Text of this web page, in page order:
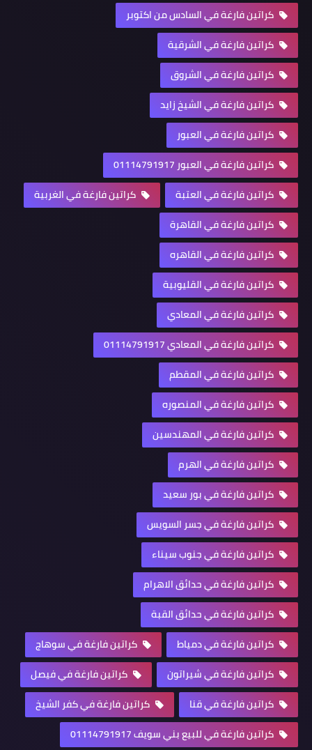
كراتين فارغة في السادس من اكتوبر
كراتين فارغة في الشرقية
كراتين فارغة في الشروق
كراتين فارغة في الشيخ زايد
كراتين فارغة في العبور
كراتين فارغة في العبور 01114791917
كراتين فارغة في العتبة
كراتين فارغة في الغربية
كراتين فارغة في القاهرة
كراتين فارغة في القاهره
كراتين فارغة في القليوبية
كراتين فارغة في المعادي
كراتين فارغة في المعادي 01114791917
كراتين فارغة في المقطم
كراتين فارغة في المنصوره
كراتين فارغة في المهندسين
كراتين فارغة في الهرم
كراتين فارغة في بور سعيد
كراتين فارغة في جسر السويس
كراتين فارغة في جنوب سيناء
كراتين فارغة في حدائق الاهرام
كراتين فارغة في حدائق القبة
كراتين فارغة في دمياط
كراتين فارغة في سوهاج
كراتين فارغة في شيراتون
كراتين فارغة في فيصل
كراتين فارغة في قنا
كراتين فارغة في كفر الشيخ
كراتين فارغة في للبيع بني سويف 01114791917